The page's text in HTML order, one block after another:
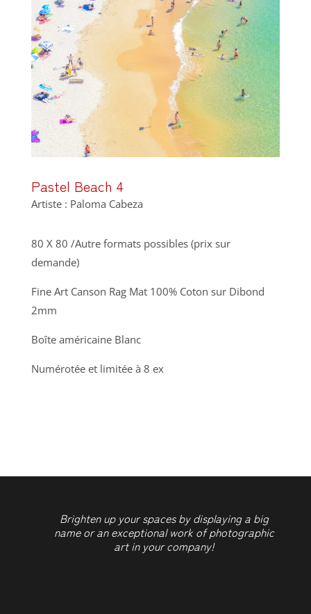
Pastel Beach 4
Artiste : Paloma Cabeza
80 X 80 /Autre formats possibles (prix sur
demande)
Fine Art Canson Rag Mat 100% Coton sur Dibond
2mm
Boîte américaine Blanc
Numérotée et limitée à 8 ex
Brighten up your spaces by displaying a big
name or an exceptional work of photographic
art in your company!